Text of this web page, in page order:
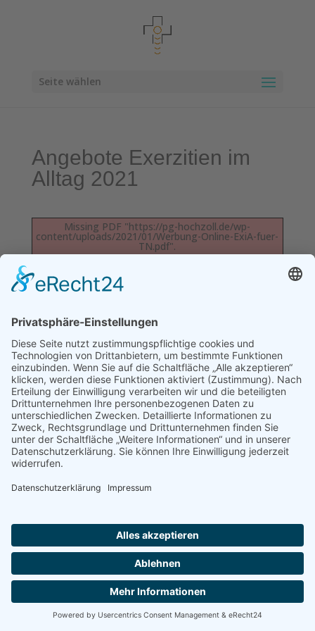
Seite wählen
Angebote Exerzitien im
Alltag 2021
Missing PDF "https://pg-hochzoll.de/wp-
content/uploads/2021/01/Werbung-Online-ExiA-fuer-
TN.pdf".
2026 Pfarreiengemeinschaft Heilig Geist und Zwölf
Apostel | Impressum Datenschutzerklärung